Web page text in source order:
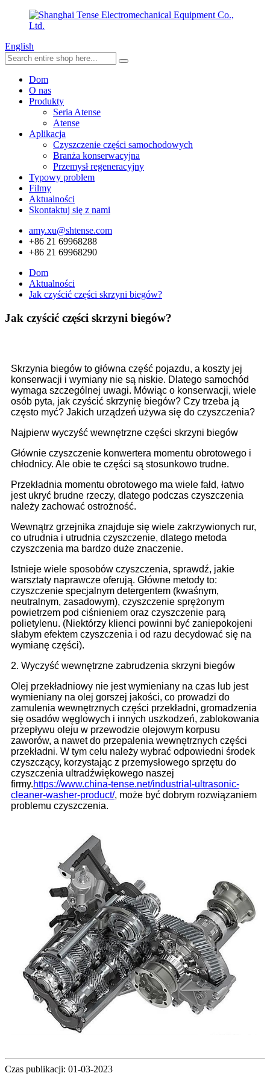
English
Dom
O nas
Produkty
Seria Atense
Atense
Aplikacja
Czyszczenie części samochodowych
Branża konserwacyjna
Przemysł regeneracyjny
Typowy problem
Filmy
Aktualności
Skontaktuj się z nami
amy.xu@shtense.com
+86 21 69968288
+86 21 69968290
Dom
Aktualności
Jak czyścić części skrzyni biegów?
Jak czyścić części skrzyni biegów?
Skrzynia biegów to główna część pojazdu, a koszty jej
konserwacji i wymiany nie są niskie. Dlatego samochód
wymaga szczególnej uwagi. Mówiąc o konserwacji, wiele
osób pyta, jak czyścić skrzynię biegów? Czy trzeba ją
często myć? Jakich urządzeń używa się do czyszczenia?
Najpierw wyczyść wewnętrzne części skrzyni biegów
Głównie czyszczenie konwertera momentu obrotowego i
chłodnicy. Ale obie te części są stosunkowo trudne.
Przekładnia momentu obrotowego ma wiele fałd, łatwo
jest ukryć brudne rzeczy, dlatego podczas czyszczenia
należy zachować ostrożność.
Wewnątrz grzejnika znajduje się wiele zakrzywionych rur,
co utrudnia i utrudnia czyszczenie, dlatego metoda
czyszczenia ma bardzo duże znaczenie.
Istnieje wiele sposobów czyszczenia, sprawdź, jakie
warsztaty naprawcze oferują. Główne metody to:
czyszczenie specjalnym detergentem (kwaśnym,
neutralnym, zasadowym), czyszczenie sprężonym
powietrzem pod ciśnieniem oraz czyszczenie parą
polietylenu. (Niektórzy klienci powinni być zaniepokojeni
słabym efektem czyszczenia i od razu decydować się na
wymianę części).
2. Wyczyść wewnętrzne zabrudzenia skrzyni biegów
Olej przekładniowy nie jest wymieniany na czas lub jest
wymieniany na olej gorszej jakości, co prowadzi do
zamulenia wewnętrznych części przekładni, gromadzenia
się osadów węglowych i innych uszkodzeń, zablokowania
przepływu oleju w przewodzie olejowym korpusu
zaworów, a nawet do przepalenia wewnętrznych części
przekładni. W tym celu należy wybrać odpowiedni środek
czyszczący, korzystając z przemysłowego sprzętu do
czyszczenia ultradźwiękowego naszej
firmy.https://www.china-tense.net/industrial-ultrasonic-
cleaner-washer-product/, może być dobrym rozwiązaniem
problemu czyszczenia.
Czas publikacji: 01-03-2023